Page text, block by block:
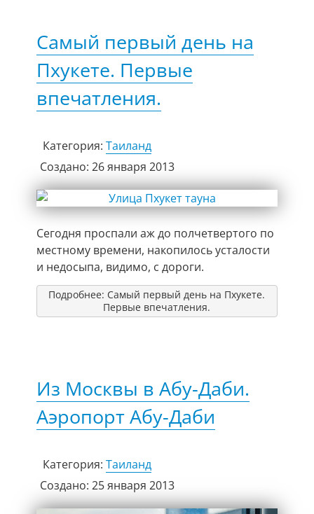
Самый первый день на
Пхукете. Первые
впечатления.
Категория: Таиланд
Создано: 26 января 2013
Сегодня проспали аж до полчетвертого по
местному времени, накопилось усталости
и недосыпа, видимо, с дороги.
Подробнее: Самый первый день на Пхукете.
Первые впечатления.
Из Москвы в Абу-Даби.
Аэропорт Абу-Даби
Категория: Таиланд
Создано: 25 января 2013